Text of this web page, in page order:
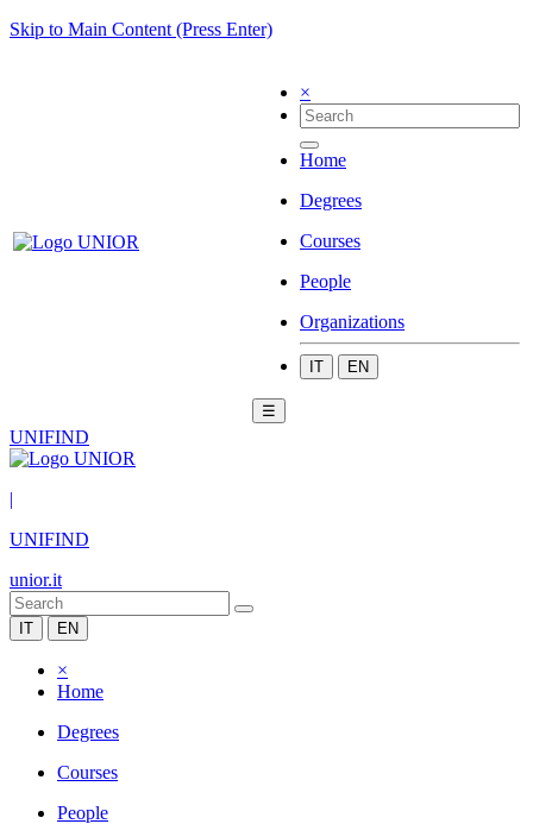
Skip to Main Content (Press Enter)
×
Home
Degrees
Courses
People
Organizations
IT EN
☰
UNIFIND
|
UNIFIND
unior.it
IT EN
×
Home
Degrees
Courses
People